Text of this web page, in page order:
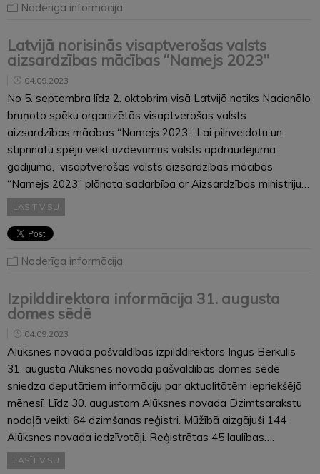
Noderīga informācija
Latvijā norisinās visaptverošas valsts
aizsardzības mācības “Namejs 2023”
04.09.2023
No 5. septembra līdz 2. oktobrim visā Latvijā notiks Nacionālo
bruņoto spēku organizētās visaptverošas valsts
aizsardzības mācības “Namejs 2023”. Lai pilnveidotu un
stiprinātu spēju veikt uzdevumus valsts apdraudējuma
gadījumā, visaptverošas valsts aizsardzības mācībās
“Namejs 2023” plānota sadarbība ar Aizsardzības ministriju…
LASĪT VISU
Noderīga informācija
Izpilddirektora informācija 31. augusta
domes sēdē
04.09.2023
Alūksnes novada pašvaldības izpilddirektors Ingus Berkulis
31. augustā Alūksnes novada pašvaldības domes sēdē
sniedza deputātiem informāciju par aktualitātēm iepriekšējā
mēnesī. Līdz 30. augustam Alūksnes novada Dzimtsarakstu
nodaļā veikti 64 dzimšanas reģistri. Mūžībā aizgājuši 144
Alūksnes novada iedzīvotāji. Reģistrētas 45 laulības….
LASĪT VISU